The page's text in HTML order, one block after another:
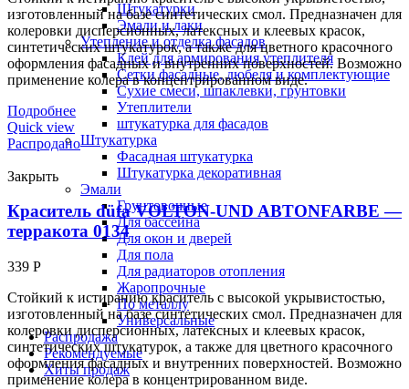
Штукатурки
Эмали и лаки
Утепление и отделка фасадов
Клей для армирования утеплителя
Сетки фасадные, дюбеля и комплектующие
Сухие смеси, шпаклевки, грунтовки
Утеплители
штукатурка для фасадов
Штукатурка
Фасадная штукатурка
Штукатурка декоративная
Эмали
Грунтовочные
Для бассейна
Для окон и дверей
Для пола
Для радиаторов отопления
Жаропрочные
По металлу
Универсальные
Распродажа
Рекомендуемые
Хиты продаж
изготовленный на базе синтетических смол. Предназначен для
колеровки дисперсионных, латексных и клеевых красок,
синтетических штукатурок, а также для цветного красочного
оформления фасадных и внутренних поверхностей. Возможно
применение колера в концентрированном виде.
Подробнее
Quick view
Распродано
Закрыть
Краситель düfa VOLTON-UND ABTONFARBE —
терракота 0134
339 Р
Стойкий к истиранию краситель с высокой укрывистостью,
изготовленный на базе синтетических смол. Предназначен для
колеровки дисперсионных, латексных и клеевых красок,
синтетических штукатурок, а также для цветного красочного
оформления фасадных и внутренних поверхностей. Возможно
применение колера в концентрированном виде.